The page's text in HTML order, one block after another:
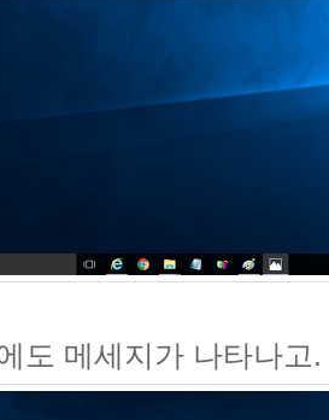
도 메세지가 나타나고.